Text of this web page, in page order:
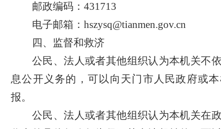
邮政编码： 431713
电子邮箱： hszysq@tianmen.gov.cn
四、监督和救济
公民、法人或者其他组织认为本机关不
息公开义务的，可以向天门市人民政府或
报。
公民、法人或者其他组织认为本机关在